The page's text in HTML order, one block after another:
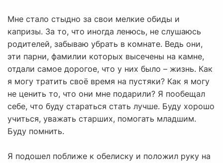
Мне стало стыдно за свои мелкие обиды и
капризы. За то, что иногда ленюсь, не слушаюсь
родителей, забываю убрать в комнате. Ведь они,
эти парни, фамилии которых высечены на камне,
отдали самое дорогое, что у них было – жизнь. Как
я могу тратить своё время на пустяки? Как я могу
не ценить то, что они мне подарили? Я пообещал
себе, что буду стараться стать лучше. Буду хорошо
учиться, уважать старших, помогать младшим.
Буду помнить.
Я подошел поближе к обелиску и положил руку на